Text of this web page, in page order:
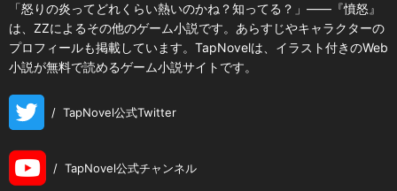
「怒りの炎ってどれくらい熱いのかね？知ってる？」――『憤怒』
は、ZZによるその他のゲーム小説です。あらすじやキャラクターの
プロフィールも掲載しています。TapNovelは、イラスト付きのWeb
小説が無料で読めるゲーム小説サイトです。
/ TapNovel公式Twitter
/ TapNovel公式チャンネル